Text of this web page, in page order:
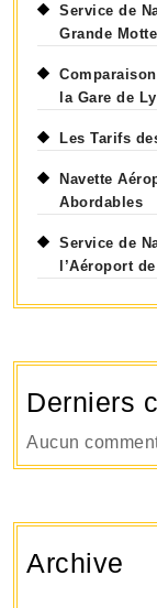
Service de
Grande
la Gare de
Les Tarifs
Navette
Abordables
Service de
l’Aéroport
Derniers
Aucun
Archive